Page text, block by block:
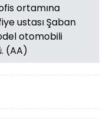
ortamına
ustası Şaban
otomobili
(AA)